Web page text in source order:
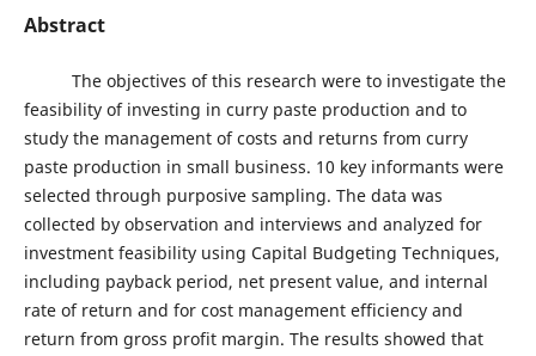
Abstract
The objectives of this research were to investigate the
feasibility of investing in curry paste production and to
study the management of costs and returns from curry
paste production in small business. 10 key informants were
selected through purposive sampling. The data was
collected by observation and interviews and analyzed for
investment feasibility using Capital Budgeting Techniques,
including payback period, net present value, and internal
rate of return and for cost management efficiency and
return from gross profit margin. The results showed that